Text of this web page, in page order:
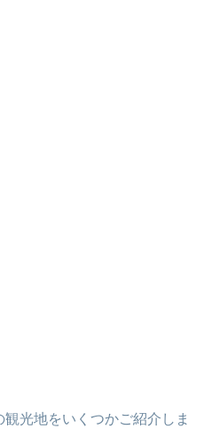
光地をいくつかご紹介しま